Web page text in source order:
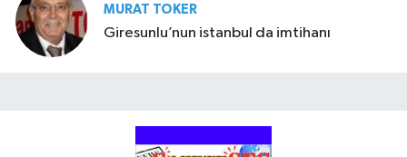
MURAT TOKER
Giresunlu’nun istanbul da imtihanı